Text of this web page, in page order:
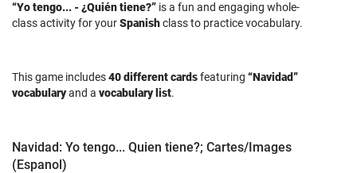
“Yo tengo... - ¿Quién tiene?” is a fun and engaging whole-
class activity for yourSpanishclass to practice vocabulary.
This game includes40 different cardsfeaturing “Navidad”
vocabularyand a vocabulary list.
Navidad: Yo tengo... Quien tiene?; Cartes/Images
(Espanol)